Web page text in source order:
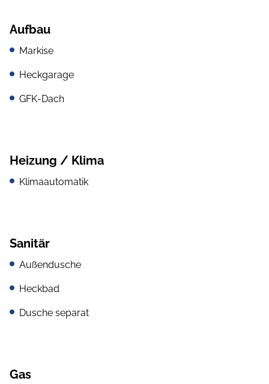
Aufbau
Markise
Heckgarage
GFK-Dach
Heizung / Klima
Klimaautomatik
Sanitär
Außendusche
Heckbad
Dusche separat
Gas